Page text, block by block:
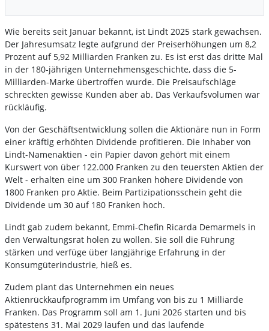
Wie bereits seit Januar bekannt, ist Lindt 2025 stark gewachsen.
Der Jahresumsatz legte aufgrund der Preiserhöhungen um 8,2
Prozent auf 5,92 Milliarden Franken zu. Es ist erst das dritte Mal
in der 180-jährigen Unternehmensgeschichte, dass die 5-
Milliarden-Marke übertroffen wurde. Die Preisaufschläge
schreckten gewisse Kunden aber ab. Das Verkaufsvolumen war
rückläufig.
Von der Geschäftsentwicklung sollen die Aktionäre nun in Form
einer kräftig erhöhten Dividende profitieren. Die Inhaber von
Lindt-Namenaktien - ein Papier davon gehört mit einem
Kurswert von über 122.000 Franken zu den teuersten Aktien der
Welt - erhalten eine um 300 Franken höhere Dividende von
1800 Franken pro Aktie. Beim Partizipationsschein geht die
Dividende um 30 auf 180 Franken hoch.
Lindt gab zudem bekannt, Emmi-Chefin Ricarda Demarmels in
den Verwaltungsrat holen zu wollen. Sie soll die Führung
stärken und verfüge über langjährige Erfahrung in der
Konsumgüterindustrie, hieß es.
Zudem plant das Unternehmen ein neues
Aktienrückkaufprogramm im Umfang von bis zu 1 Milliarde
Franken. Das Programm soll am 1. Juni 2026 starten und bis
spätestens 31. Mai 2029 laufen und das laufende